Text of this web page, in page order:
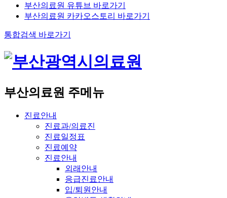
부산의료원 유튜브 바로가기
부산의료원 카카오스토리 바로가기
통합검색 바로가기
부산의료원 주메뉴
진료안내
진료과/의료진
진료일정표
진료예약
진료안내
외래안내
응급진료안내
입/퇴원안내